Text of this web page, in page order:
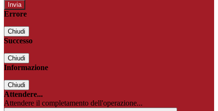
Errore
Chiudi
Successo
Chiudi
Informazione
Chiudi
Attendere...
Attendere il completamento dell'operazione...